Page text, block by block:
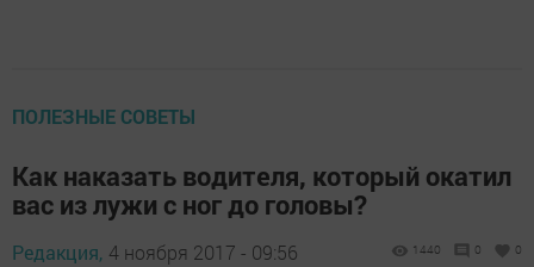
ПОЛЕЗНЫЕ СОВЕТЫ
Как наказать водителя, который окатил
вас из лужи с ног до головы?
Редакция, 4 ноября 2017 - 09:56 1440 0 0